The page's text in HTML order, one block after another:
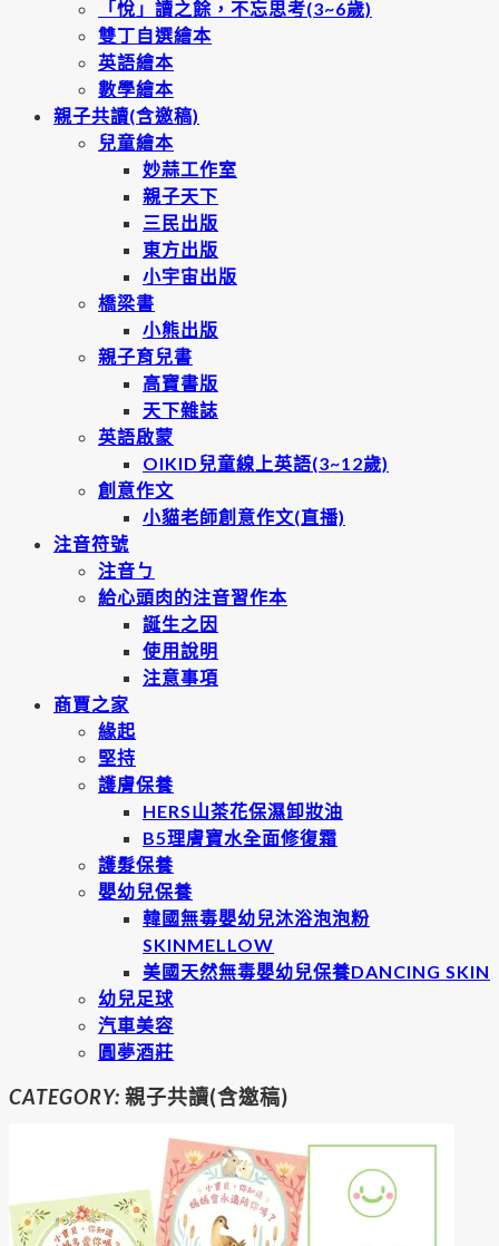
「悅」讀之餘，不忘思考(3~6歲)
雙丁自選繪本
英語繪本
數學繪本
親子共讀(含邀稿)
兒童繪本
妙蒜工作室
親子天下
三民出版
東方出版
小宇宙出版
橋梁書
小熊出版
親子育兒書
高寶書版
天下雜誌
英語啟蒙
OIKID兒童線上英語(3~12歲)
創意作文
小貓老師創意作文(直播)
注音符號
注音ㄅ
給心頭肉的注音習作本
誕生之因
使用說明
注意事項
商賈之家
緣起
堅持
護膚保養
HERS山茶花保濕卸妝油
B5理膚寶水全面修復霜
護髮保養
嬰幼兒保養
韓國無毒嬰幼兒沐浴泡泡粉
SKINMELLOW
美國天然無毒嬰幼兒保養DANCING SKIN
幼兒足球
汽車美容
圓夢酒莊
CATEGORY: 親子共讀(含邀稿)